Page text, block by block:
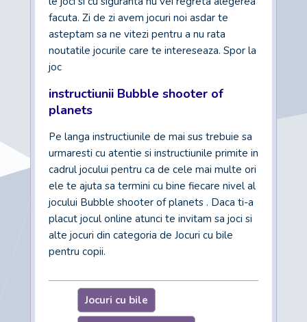
facuta. Zi de zi avem jocuri noi asdar te
asteptam sa ne vitezi pentru a nu rata
noutatile jocurile care te intereseaza. Spor la
joc
instructiunii Bubble shooter of
planets
Pe langa instructiunile de mai sus trebuie sa
urmaresti cu atentie si instructiunile primite in
cadrul jocului pentru ca de cele mai multe ori
ele te ajuta sa termini cu bine fiecare nivel al
jocului Bubble shooter of planets . Daca ti-a
placut jocul online atunci te invitam sa joci si
alte jocuri din categoria de Jocuri cu bile
pentru copii.
Jocuri cu bile